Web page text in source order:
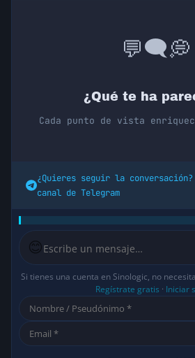
💬🗨️💭
¿Qué te ha
Cada punto de vista
¿Quieres seguir la
canal de Telegram
😊
Si tienes una cuenta en Sinologic, no
Regístrate gratis · Iniciar